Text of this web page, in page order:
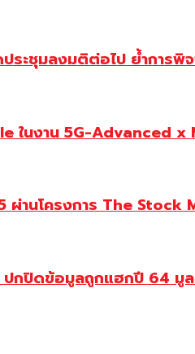
ะชุมลงมติต่อไป ย้ำการพิ
ในงาน 5G-Advanced
านโครงการ The
กปิดข้อมูลถูกแฮกปี 64 มูล